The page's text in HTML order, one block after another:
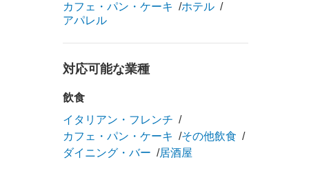
カフェ・パン・ケーキ
ホテル
アパレル
対応可能な業種
飲食
イタリアン・フレンチ
カフェ・パン・ケーキ
その他飲食
ダイニング・バー
居酒屋